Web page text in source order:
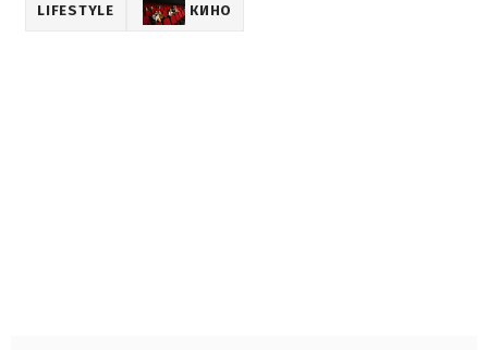
LIFESTYLE КИНО